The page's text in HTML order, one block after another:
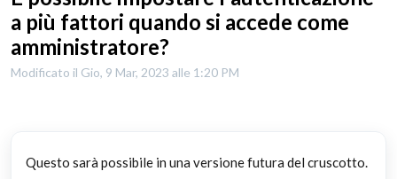
a più fattori quando si accede come
amministratore?
Modificato il Gio, 9 Mar, 2023 alle 1:20 PM
Questo sarà possibile in una versione futura del cruscotto.